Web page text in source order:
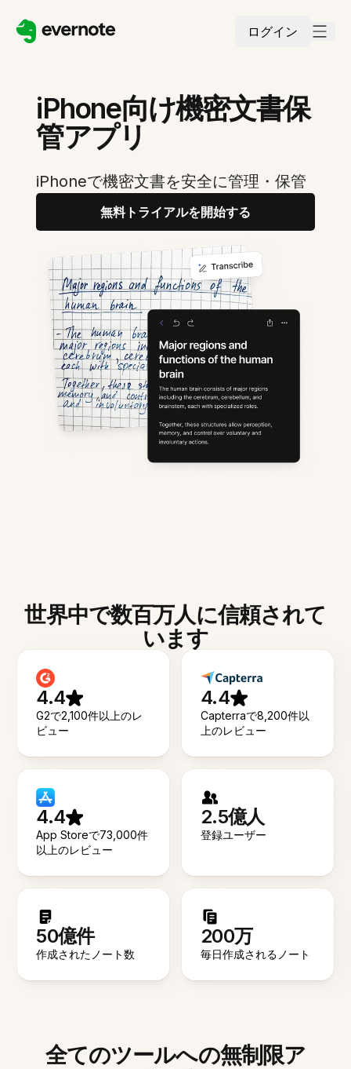
ログイン
iPhone向け機密文書保
管アプリ
iPhoneで機密文書を安全に管理・保管
無料トライアルを開始する
世界中で数百万人に信頼されて
います
4.4
G2で2,100件以上のレ
ビュー
4.4
Capterraで8,200件以
上のレビュー
4.4
App Storeで73,000件
以上のレビュー
2.5億人
登録ユーザー
50億件
作成されたノート数
200万
毎日作成されるノート
全てのツールへの無制限ア